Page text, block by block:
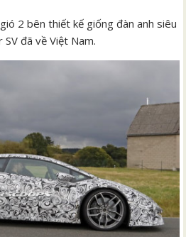
2 bên thiết kế giống đàn anh siêu
đã về Việt Nam.